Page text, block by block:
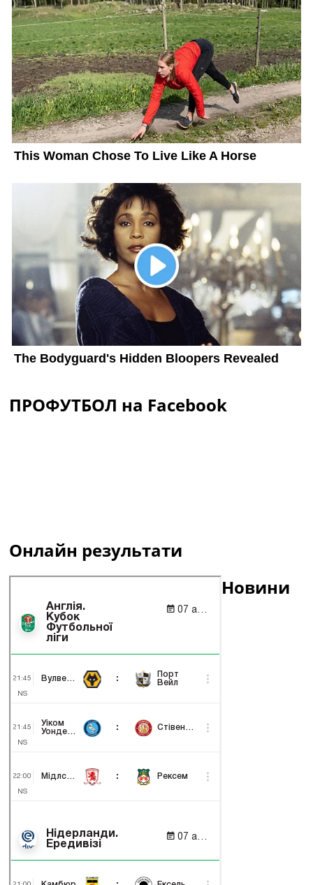
ПРОФУТБОЛ на Facebook
Онлайн результати
Новини